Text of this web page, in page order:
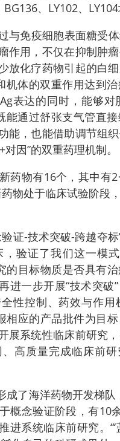
、LY102、
与免疫细胞表面糖受
作用，不仅在抑制肿
放化疗药物引起的白
机体的双重作用达到
表达的同时，能够
能通过舒张支气管直
能，也能借助调节组
因”的双重药理机制。
药物有16个，其中有2
物处于临床试验阶段
证-技术突破-跨越夺
验证了我们这一模
的目标物质是否具有
进一步开展“技术突破
性控制、药效与作
相应的产品批件为目
展系统性临床前研究
高质量完成临床前
了海洋药物开发梯队
概念验证阶段，有10
进系统临床前研究。